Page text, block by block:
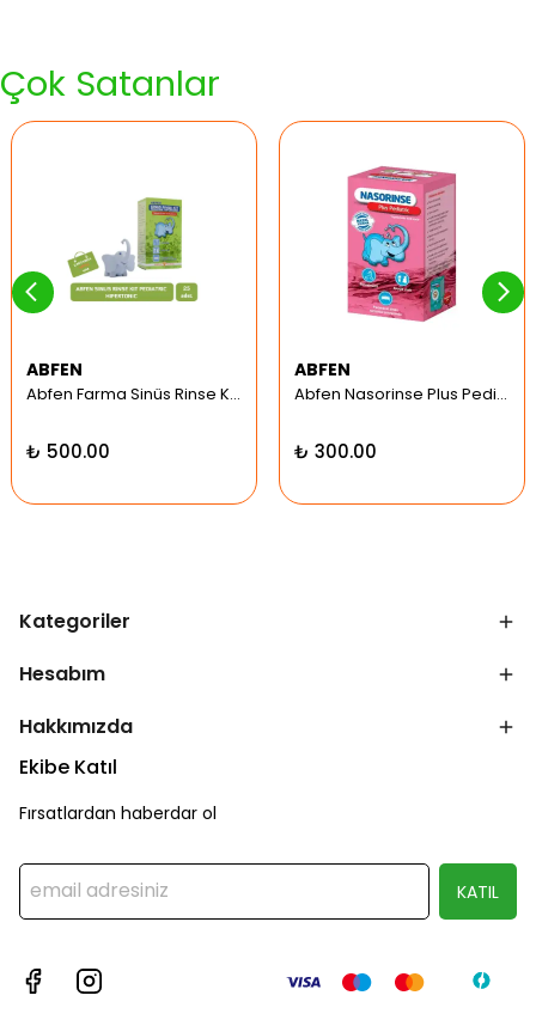
Çok Satanlar
ABFEN
Abfen Farma Sinüs Rinse Kit Pediatrik Hipertonic
₺ 500.00
ABFEN
Abfen Nasorinse Plus Pediatrik Burun Yıkama Kiti
₺ 300.00
Kategoriler
Hesabım
Hakkımızda
Ekibe Katıl
Fırsatlardan haberdar ol
KATIL